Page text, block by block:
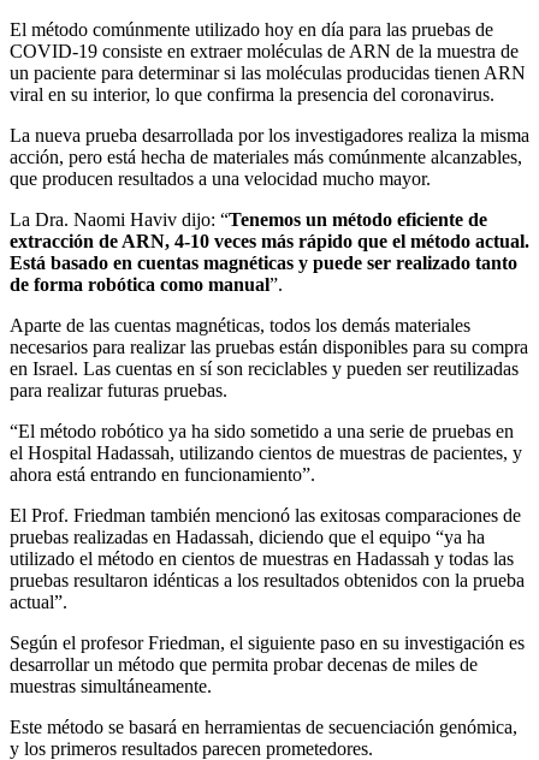
El método comúnmente utilizado hoy en día para las pruebas de
COVID-19 consiste en extraer moléculas de ARN de la muestra de
un paciente para determinar si las moléculas producidas tienen ARN
viral en su interior, lo que confirma la presencia del coronavirus.
La nueva prueba desarrollada por los investigadores realiza la misma
acción, pero está hecha de materiales más comúnmente alcanzables,
que producen resultados a una velocidad mucho mayor.
La Dra. Naomi Haviv dijo: “Tenemos un método eficiente de
extracción de ARN, 4-10 veces más rápido que el método actual.
Está basado en cuentas magnéticas y puede ser realizado tanto
de forma robótica como manual”.
Aparte de las cuentas magnéticas, todos los demás materiales
necesarios para realizar las pruebas están disponibles para su compra
en Israel. Las cuentas en sí son reciclables y pueden ser reutilizadas
para realizar futuras pruebas.
“El método robótico ya ha sido sometido a una serie de pruebas en
el Hospital Hadassah, utilizando cientos de muestras de pacientes, y
ahora está entrando en funcionamiento”.
El Prof. Friedman también mencionó las exitosas comparaciones de
pruebas realizadas en Hadassah, diciendo que el equipo “ya ha
utilizado el método en cientos de muestras en Hadassah y todas las
pruebas resultaron idénticas a los resultados obtenidos con la prueba
actual”.
Según el profesor Friedman, el siguiente paso en su investigación es
desarrollar un método que permita probar decenas de miles de
muestras simultáneamente.
Este método se basará en herramientas de secuenciación genómica,
y los primeros resultados parecen prometedores.